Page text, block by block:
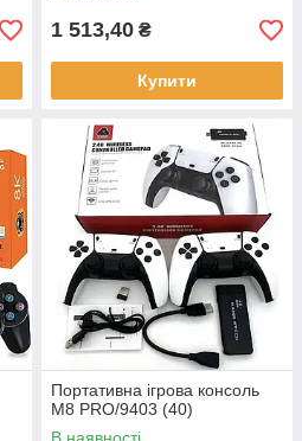
1 513,40 ₴
Купити
Портативна ігрова консоль
M8 PRO/9403 (40)